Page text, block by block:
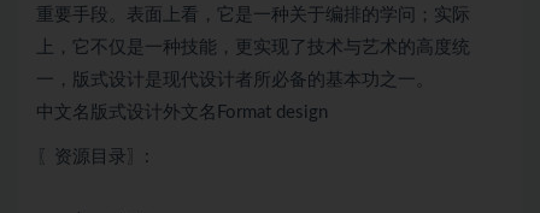
重要手段。表面上看，它是一种关于编排的学问；实际
上，它不仅是一种技能，更实现了技术与艺术的高度统
一，版式设计是现代设计者所必备的基本功之一。
中文名版式设计外文名Format design
〖资源目录〗: